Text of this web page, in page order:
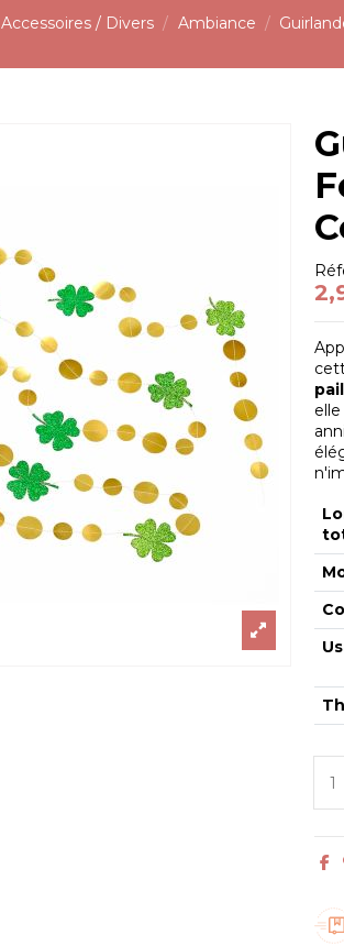
Accessoires / Divers Ambiance